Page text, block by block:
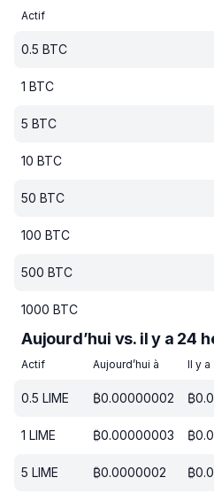
Actif
0.5 BTC
1 BTC
5 BTC
10 BTC
50 BTC
100 BTC
500 BTC
1000 BTC
Aujourd’hui vs. il y a 24
Actif Aujourd’hui à Il y a
0.5 LIME ₿0.00000002 ₿
1 LIME ₿0.00000003 ₿
5 LIME ₿0.0000002 ₿